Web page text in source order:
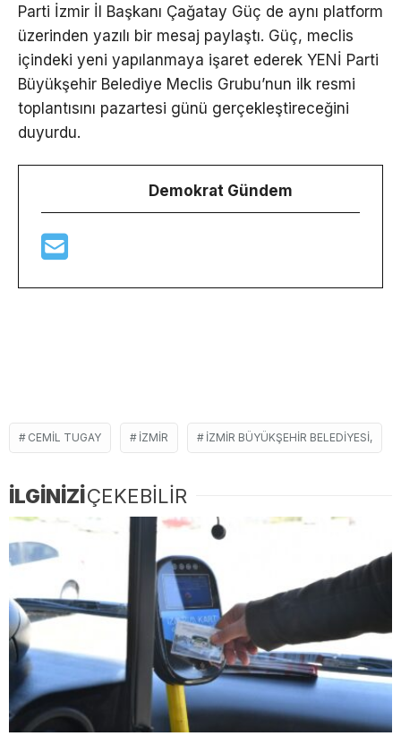
Parti İzmir İl Başkanı Çağatay Güç de aynı platform
üzerinden yazılı bir mesaj paylaştı. Güç, meclis
içindeki yeni yapılanmaya işaret ederek YENİ Parti
Büyükşehir Belediye Meclis Grubu’nun ilk resmi
toplantısını pazartesi günü gerçekleştireceğini
duyurdu.
Demokrat Gündem
CEMIL TUGAY İZMIR İZMIR BÜYÜKŞEHIR BELEDIYESI,
İLGİNİZİÇEKEBİLİR